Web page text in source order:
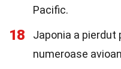
Pacific.
18
Japonia a pierdut
numeroase